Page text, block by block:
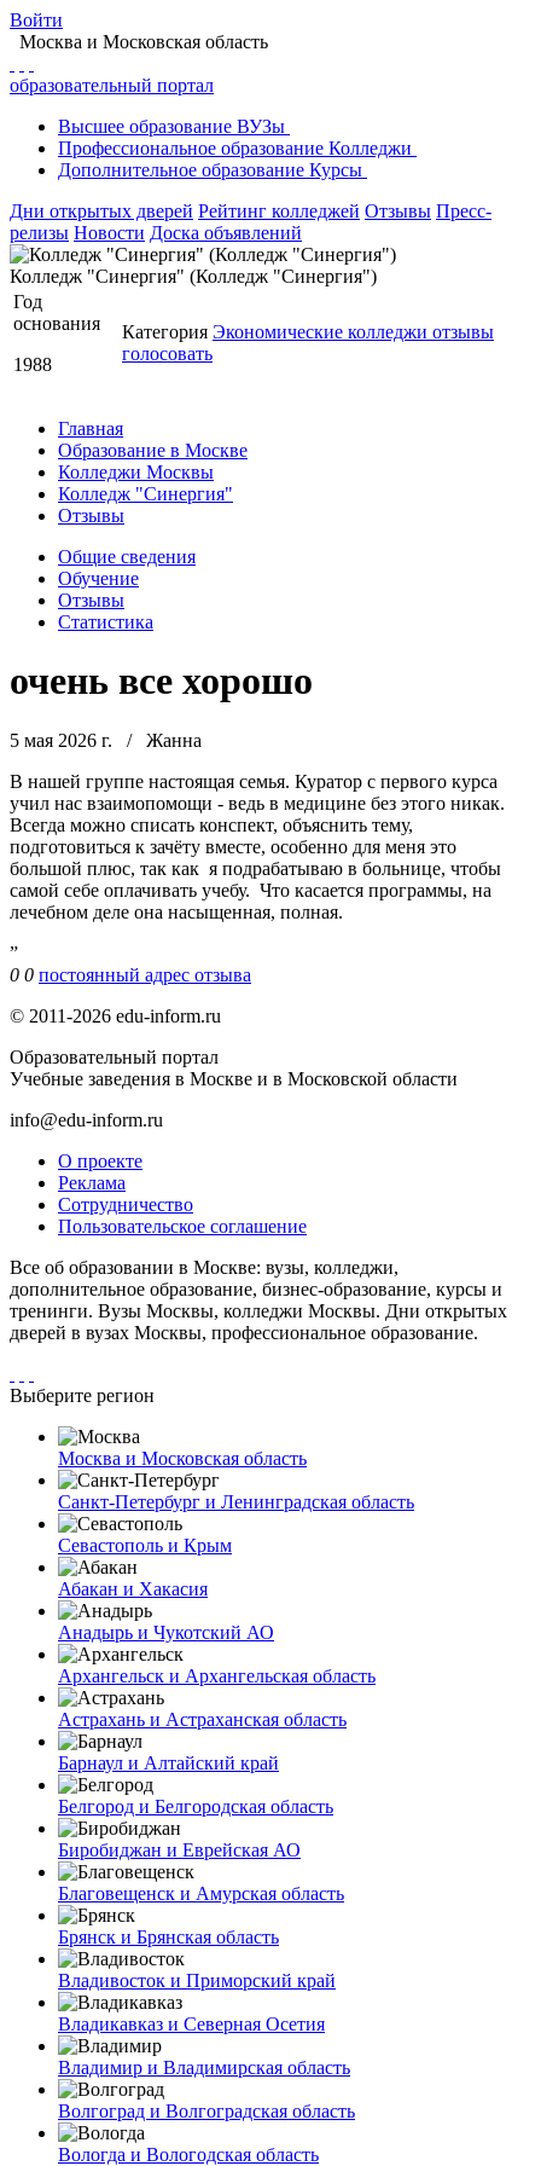
Войти
Москва и Московская область
образовательный портал
Высшее образование ВУЗы
Профессиональное образование Колледжи
Дополнительное образование Курсы
Дни открытых дверей Рейтинг колледжей Отзывы Пресс-
релизы Новости Доска объявлений
Колледж "Синергия" (Колледж "Синергия")
Год
основания
1988
Категория Экономические колледжи отзывы
голосовать
Главная
Образование в Москве
Колледжи Москвы
Колледж "Синергия"
Отзывы
Общие сведения
Обучение
Отзывы
Статистика
очень все хорошо
5 мая 2026 г. / Жанна
В нашей группе настоящая семья. Куратор с первого курса
учил нас взаимопомощи - ведь в медицине без этого никак.
Всегда можно списать конспект, объяснить тему,
подготовиться к зачёту вместе, особенно для меня это
большой плюс, так как я подрабатываю в больнице, чтобы
самой себе оплачивать учебу. Что касается программы, на
лечебном деле она насыщенная, полная.
”
0 0 постоянный адрес отзыва
© 2011-2026 edu-inform.ru
Образовательный портал
Учебные заведения в Москве и в Московской области
info@edu-inform.ru
О проекте
Реклама
Сотрудничество
Пользовательское соглашение
Все об образовании в Москве: вузы, колледжи,
дополнительное образование, бизнес-образование, курсы и
тренинги. Вузы Москвы, колледжи Москвы. Дни открытых
дверей в вузах Москвы, профессиональное образование.
Выберите регион
Москва и Московская область
Санкт-Петербург и Ленинградская область
Севастополь и Крым
Абакан и Хакасия
Анадырь и Чукотский АО
Архангельск и Архангельская область
Астрахань и Астраханская область
Барнаул и Алтайский край
Белгород и Белгородская область
Биробиджан и Еврейская АО
Благовещенск и Амурская область
Брянск и Брянская область
Владивосток и Приморский край
Владикавказ и Северная Осетия
Владимир и Владимирская область
Волгоград и Волгоградская область
Вологда и Вологодская область